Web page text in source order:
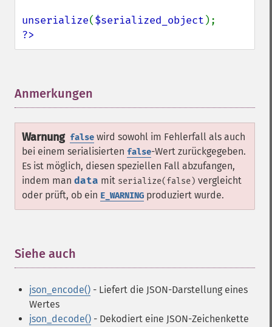
unserialize($serialized_object
?>
Anmerkungen
Warnung false wird sowohl im Fehlerfall als auch
bei einem serialisierten false-Wert zurückgegeben.
Es ist möglich, diesen speziellen Fall abzufangen,
indem man data mit serialize(false) vergleicht
oder prüft, ob ein E_WARNING produziert wurde.
Siehe auch
json_encode() - Liefert die JSON-Darstellung eines
Wertes
json_decode() - Dekodiert eine JSON-Zeichenkette